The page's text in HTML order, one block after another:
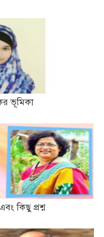
ভূমিকা
কিছু প্রশ্ন